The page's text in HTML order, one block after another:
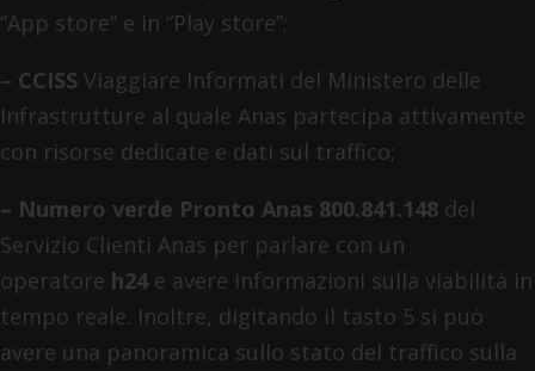
“App store” e in “Play store”;
– CCISS Viaggiare Informati del Ministero delle
Infrastrutture al quale Anas partecipa attivamente
con risorse dedicate e dati sul traffico;
– Numero verde Pronto Anas 800.841.148 del
Servizio Clienti Anas per parlare con un
operatore h24e avere informazioni sulla viabilità in
tempo reale. Inoltre, digitando il tasto 5 si può
avere una panoramica sullo stato del traffico sulla